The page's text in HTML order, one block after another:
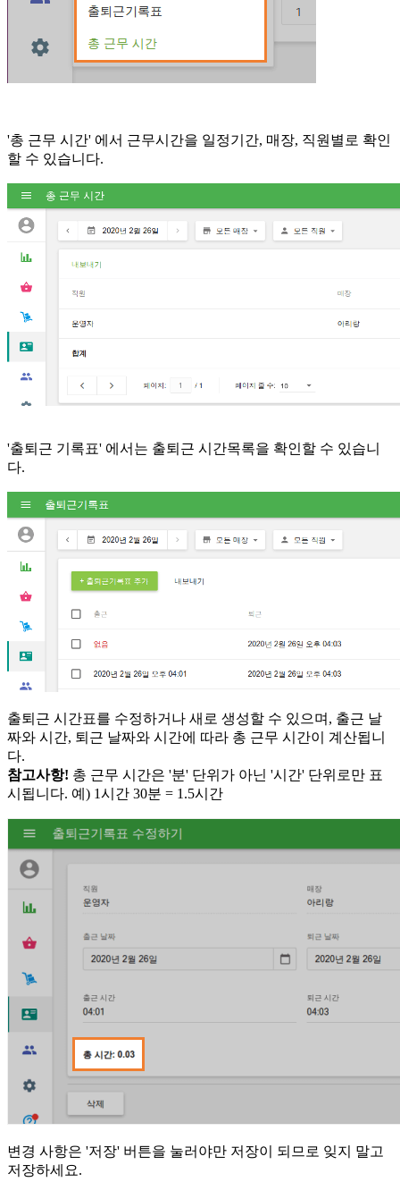
'총 근무 시간' 에서 근무시간을 일정기간, 매장, 직원별로 확인
할 수 있습니다.
'출퇴근 기록표' 에서는 출퇴근 시간목록을 확인할 수 있습니
다.
출퇴근 시간표를 수정하거나 새로 생성할 수 있으며, 출근 날
짜와 시간, 퇴근 날짜와 시간에 따라 총 근무 시간이 계산됩니
다.
참고사항! 총 근무 시간은 '분' 단위가 아닌 '시간' 단위로만 표
시됩니다. 예) 1시간 30분 = 1.5시간
변경 사항은 '저장' 버튼을 눌러야만 저장이 되므로 잊지 말고
저장하세요.